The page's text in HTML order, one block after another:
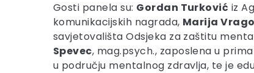
Gosti panela su: Gordan Turković iz
komunikacijskih nagrada, Marija
savjetovališta Odsjeka za zaštitu
Spevec, mag.psych., zaposlena u
u području mentalnog zdravlja, te je